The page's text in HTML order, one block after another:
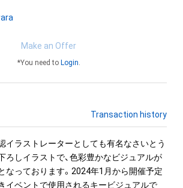
Make an Offer
*You need to Login.
Transaction history
イラストレーターとしても有名なさいとう
ろしイラストで、色彩豊かなビジュアルが
なっております。2024年1月から開催予定
イベントで使用されるキービジュアルで